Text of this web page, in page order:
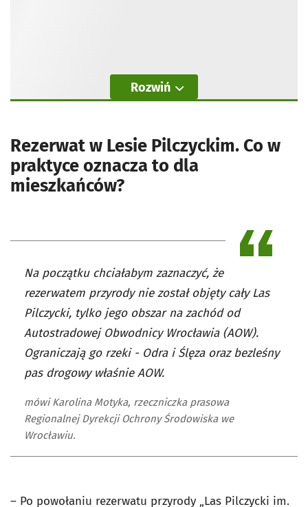
Rozwiń
Rezerwat w Lesie Pilczyckim. Co w
praktyce oznacza to dla
mieszkańców?
Na początku chciałabym zaznaczyć, że
rezerwatem przyrody nie został objęty cały Las
Pilczycki, tylko jego obszar na zachód od
Autostradowej Obwodnicy Wrocławia (AOW).
Ograniczają go rzeki - Odra i Ślęza oraz bezleśny
pas drogowy właśnie AOW.
mówi Karolina Motyka, rzeczniczka prasowa
Regionalnej Dyrekcji Ochrony Środowiska we
Wrocławiu.
– Po powołaniu rezerwatu przyrody „Las Pilczycki im.